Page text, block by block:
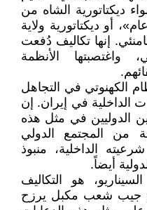
ديكتاتورية الشاه من
«الاحتفالات بمرور 2500 عام»، أو ديكتاتورية ولاية
إنها تكاليف دُفعت
الأنظمة
الكهنوتي في التجاهل
الداخلية في إيران. إن
الدوليين في مثل هذه
من المجتمع الدولي
الداخلية، منبوذ
أيضاً.
هو التكاليف
من جيب شعب مكبل يرزح